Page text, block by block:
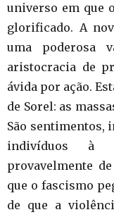
universo em que
glorificado. A
uma poderosa
aristocracia de
ávida por ação.
de Sorel: as
São sentimentos,
indivíduos à
provavelmente
que o fascismo
de que a